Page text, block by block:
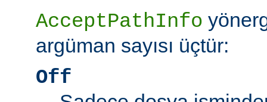
AcceptPathInfo
argüman sayısı üçtür:
Off